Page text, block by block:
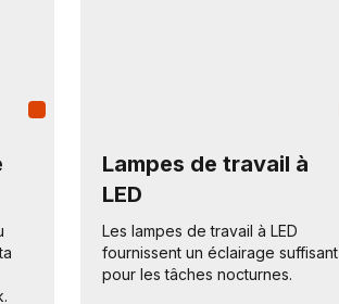
Lampes de travail à
LED
Les lampes de travail à LED
fournissent un éclairage suffisant
pour les tâches nocturnes.